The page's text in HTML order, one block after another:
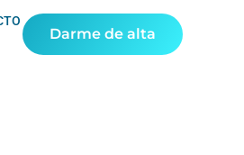
Darme de alta